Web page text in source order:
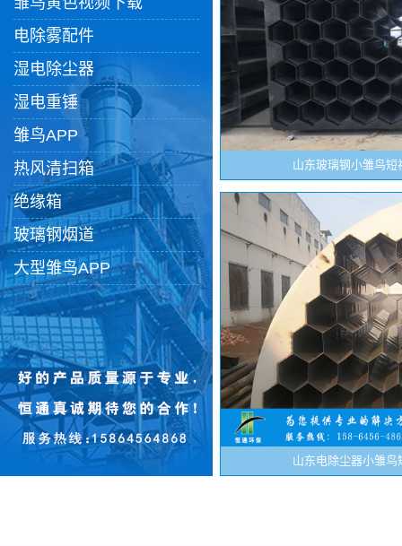
电除雾配件
湿电除尘器
湿电重锤
雏鸟APP
热风清扫箱
绝缘箱
玻璃钢烟道
大型雏鸟APP
山东玻璃钢小雏鸟短
山东电除尘器小雏鸟